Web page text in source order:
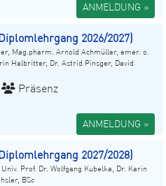
ANMELDUNG »
2026/2027)
Mag.pharm. Arnold Achmüller, emer. o.
Halbritter, Dr. Astrid Pinsger, David
Präsenz
ANMELDUNG »
2027/2028)
Prof. Dr. Wolfgang Kubelka, Dr. Karin
BSc